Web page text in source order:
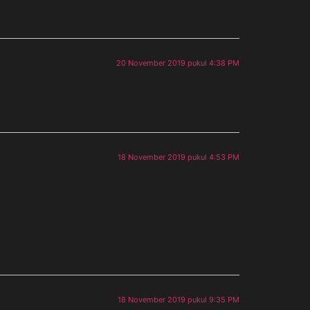
20 November 2019 pukul 4:38 PM
18 November 2019 pukul 4:53 PM
18 November 2019 pukul 9:35 PM